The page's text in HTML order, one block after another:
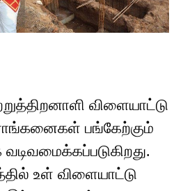
விளையாட்டு
பங்கேற்கும்
உள் விளையாட்டு